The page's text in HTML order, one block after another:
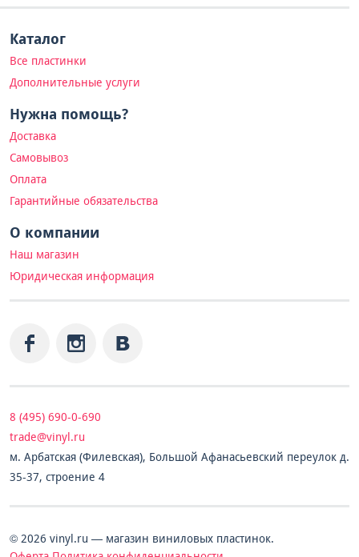
Каталог
Все пластинки
Дополнительные услуги
Нужна помощь?
Доставка
Самовывоз
Оплата
Гарантийные обязательства
О компании
Наш магазин
Юридическая информация
8 (495) 690-0-690
trade@vinyl.ru
м. Арбатская (Филевская), Большой Афанасьевский переулок д.
35-37, строение 4
© 2026 vinyl.ru — магазин виниловых пластинок.